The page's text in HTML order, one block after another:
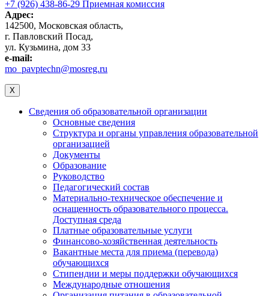
+7 (926) 438-86-29 Приемная комиссия
Адрес:
142500, Московская область,
г. Павловский Посад,
ул. Кузьмина, дом 33
e-mail:
mo_pavptechn@mosreg.ru
X
Сведения об образовательной организации
Основные сведения
Структура и органы управления образовательной
организацией
Документы
Образование
Руководство
Педагогический состав
Материально-техническое обеспечение и
оснащенность образовательного процесса.
Доступная среда
Платные образовательные услуги
Финансово-хозяйственная деятельность
Вакантные места для приема (перевода)
обучающихся
Стипендии и меры поддержки обучающихся
Международные отношения